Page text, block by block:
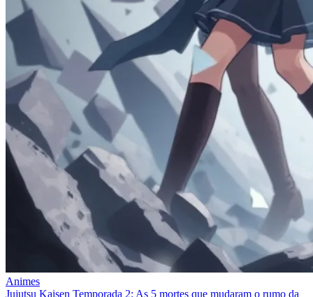
Animes
Jujutsu Kaisen Temporada 2: As 5 mortes que mudaram o rumo da